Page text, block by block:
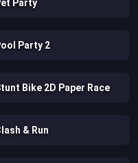
Party
Party 2
Bike 2D Paper Race
& Run